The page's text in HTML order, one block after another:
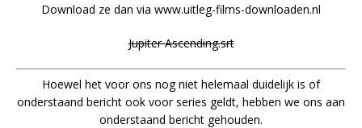
Download ze dan via www.uitleg-films-downloaden.nl
Jupiter Ascending.srt
Hoewel het voor ons nog niet helemaal duidelijk is of
onderstaand bericht ook voor series geldt, hebben we ons aan
onderstaand bericht gehouden.